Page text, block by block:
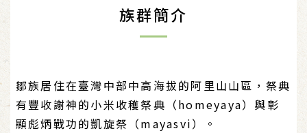
族群簡介
鄒族居住在臺灣中部中高海拔的阿里山山區，祭典
有豐收謝神的小米收穫祭典（homeyaya）與彰
顯彪炳戰功的凱旋祭（mayasvi）。